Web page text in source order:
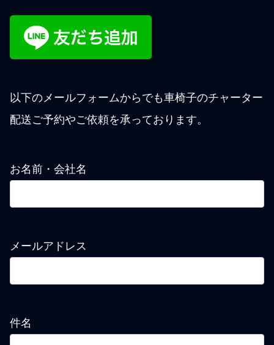
以下のメールフォームからでも車椅子のチャーター
配送ご予約やご依頼を承っております。
お名前・会社名
メールアドレス
件名